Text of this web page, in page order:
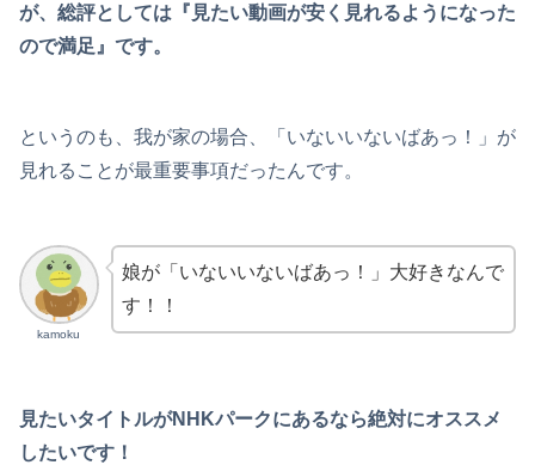
が、総評としては『見たい動画が安く見れるようになった
ので満足』です。
というのも、我が家の場合、「いないいないばあっ！」が
見れることが最重要事項だったんです。
kamoku
娘が「いないいないばあっ！」大好きなんで
す！！
見たいタイトルがNHKパークにあるなら絶対にオススメ
したいです！